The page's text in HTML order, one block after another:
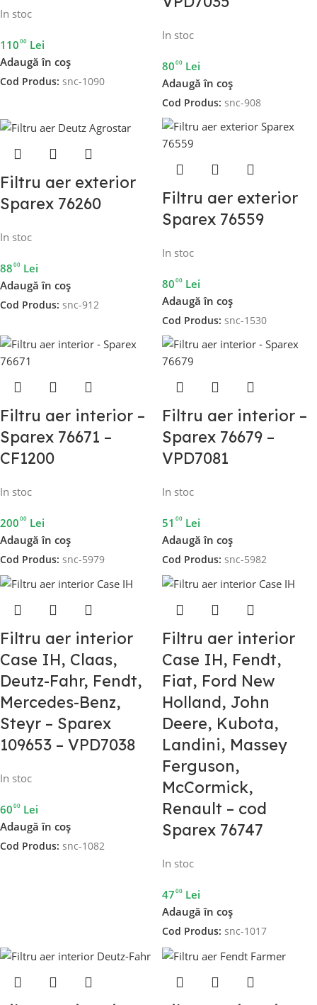
In stoc
11000 Lei
Adaugă în coș
Cod Produs: snc-1090
In stoc
8000 Lei
Adaugă în coș
Cod Produs: snc-908
Filtru aer exterior
Sparex 76260
In stoc
8800 Lei
Adaugă în coș
Cod Produs: snc-912
Filtru aer exterior
Sparex 76559
In stoc
8000 Lei
Adaugă în coș
Cod Produs: snc-1530
Filtru aer interior –
Sparex 76671 –
CF1200
In stoc
20000 Lei
Adaugă în coș
Cod Produs: snc-5979
Filtru aer interior –
Sparex 76679 –
VPD7081
In stoc
51 00 Lei
Adaugă în coș
Cod Produs: snc-5982
Filtru aer interior
Case IH, Claas,
Deutz-Fahr, Fendt,
Mercedes-Benz,
Steyr – Sparex
109653 – VPD7038
In stoc
6000 Lei
Adaugă în coș
Cod Produs: snc-1082
Filtru aer interior
Case IH, Fendt,
Fiat, Ford New
Holland, John
Deere, Kubota,
Landini, Massey
Ferguson,
McCormick,
Renault – cod
Sparex 76747
In stoc
4700 Lei
Adaugă în coș
Cod Produs: snc-1017